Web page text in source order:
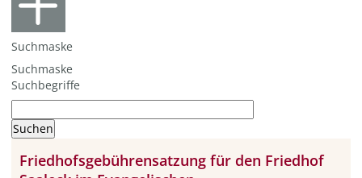
Suchmaske
Suchmaske
Suchbegriffe
Friedhofsgebührensatzung für den Friedhof